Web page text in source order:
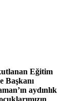
Eğitim
Başkanı
aydınlık